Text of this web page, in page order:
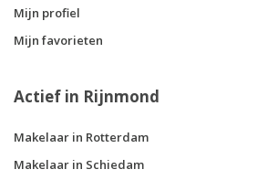
Mijn profiel
Mijn favorieten
Actief in Rijnmond
Makelaar in Rotterdam
Makelaar in Schiedam